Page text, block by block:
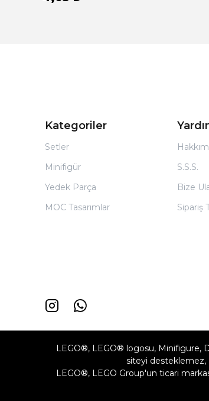
Kategoriler
Setler
Minifigür
Yedek Parça
MOC Tasarımlar
S.S.S.
Bize
Sipariş
LEGO®, LEGO® logosu, Minifigure,
siteyi desteklemez,
LEGO®, LEGO Group'un ticari